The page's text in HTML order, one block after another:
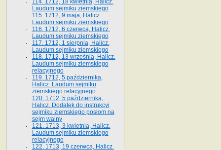
114. 1712, 18 kwietnia, Halicz.
Laudum sejmiku ziemskiego
115. 1712, 9 maja, Halicz.
Laudum sejmiku ziemskiego
116. 1712, 6 czerwca, Halicz.
Laudum sejmiku ziemskiego
117. 1712, 1 sierpnia, Halicz.
Laudum sejmiku ziemskiego
118. 1712, 13 września, Halicz.
Laudum sejmiku ziemskiego
relacyjnego
119. 1712, 5 października,
Halicz. Laudum sejmiku
ziemskiego relacyjnego
120. 1712, 5 października,
Halicz. Dodatek do instrukcyi
sejmiku ziemskiego posłom na
sejm walny
121. 1713, 3 kwietnia, Halicz.
Laudum sejmiku ziemskiego
relacyjnego
122. 1713, 19 czerwca, Halicz.